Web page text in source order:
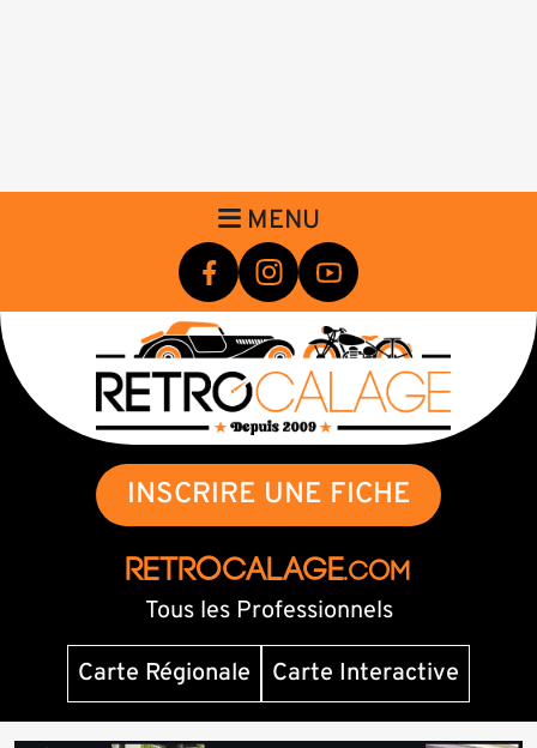
MENU
INSCRIRE UNE FICHE
RETROCALAGE.com
Tous les Professionnels
Carte Régionale
Carte Interactive